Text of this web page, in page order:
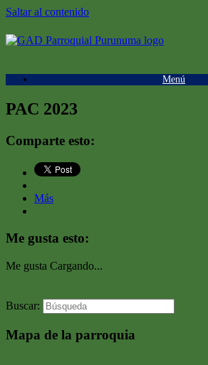
Saltar al contenido
Menú
PAC 2023
Comparte esto:
Más
Me gusta esto:
Me gusta Cargando...
Buscar:
Mapa de la parroquia